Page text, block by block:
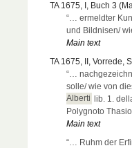
TA 1675, I, Buch 3
“… ermeldter
und Bildnisen/
Main text
TA 1675, II, Vorrede,
“…
solle/ wie von
Alberti lib. 1.
Polygnoto
Main text
“… Ruhm der